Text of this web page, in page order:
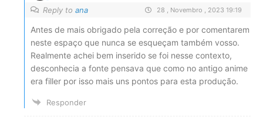
Reply to ana 28 , Novembro , 2023 19:19
Antes de mais obrigado pela correção e por comentarem
neste espaço que nunca se esqueçam também vosso.
Realmente achei bem inserido se foi nesse contexto,
desconhecia a fonte pensava que como no antigo anime
era filler por isso mais uns pontos para esta produção.
Responder